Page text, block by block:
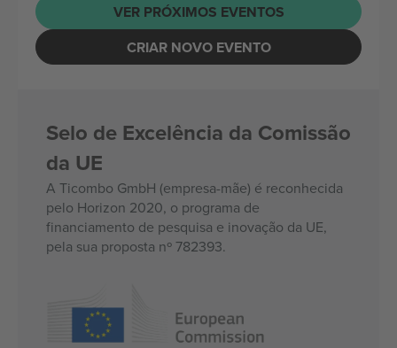
VER PRÓXIMOS EVENTOS
CRIAR NOVO EVENTO
Selo de Excelência da Comissão
da UE
A Ticombo GmbH (empresa-mãe) é reconhecida
pelo Horizon 2020, o programa de
financiamento de pesquisa e inovação da UE,
pela sua proposta nº 782393.